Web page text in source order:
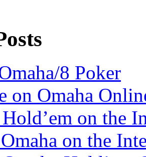
8 Poker
on Omaha
on the
on the